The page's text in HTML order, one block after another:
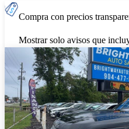
Compra con precios
Mostrar solo avisos que